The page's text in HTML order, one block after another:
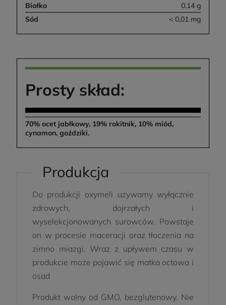
Białko
0,14 g
Sód
< 0,01 mg
Prosty skład:
70% ocet jabłkowy, 19% rokitnik, 10% miód,
cynamon, goździki.
Produkcja
Do produkcji oxymeli używamy wyłącznie
zdrowych, dojrzałych i
wyselekcjonowanych surowców. Powstaje
on w procesie maceracji oraz tłoczenia na
zimno miazgi. Wraz z upływem czasu w
produkcie może pojawić się matka octowa i
osad
Produkt wolny od GMO, bezglutenowy. Nie